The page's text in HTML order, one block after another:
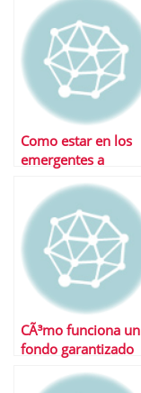
Como estar en los
emergentes a
Estados Unidos
CÃ³mo funciona un
fondo garantizado